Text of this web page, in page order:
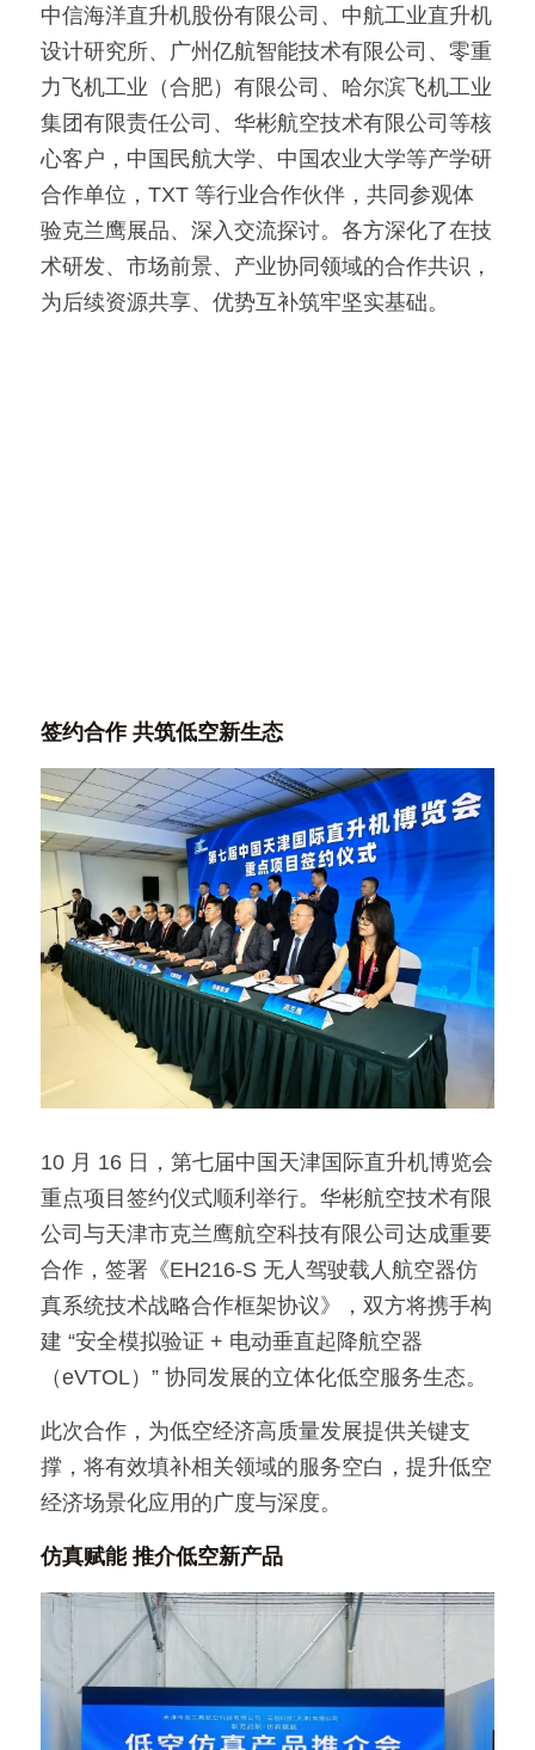
中信海洋直升机股份有限公司、中航工业直升机
设计研究所、广州亿航智能技术有限公司、零重
力飞机工业（合肥）有限公司、哈尔滨飞机工业
集团有限责任公司、华彬航空技术有限公司等核
心客户，中国民航大学、中国农业大学等产学研
合作单位，TXT 等行业合作伙伴，共同参观体
验克兰鹰展品、深入交流探讨。各方深化了在技
术研发、市场前景、产业协同领域的合作共识，
为后续资源共享、优势互补筑牢坚实基础。
签约合作 共筑低空新生态
10 月 16 日，第七届中国天津国际直升机博览会
重点项目签约仪式顺利举行。华彬航空技术有限
公司与天津市克兰鹰航空科技有限公司达成重要
合作，签署《EH216-S 无人驾驶载人航空器仿
真系统技术战略合作框架协议》，双方将携手构
建 “安全模拟验证 + 电动垂直起降航空器
（eVTOL）” 协同发展的立体化低空服务生态。
此次合作，为低空经济高质量发展提供关键支
撑，将有效填补相关领域的服务空白，提升低空
经济场景化应用的广度与深度。
仿真赋能 推介低空新产品